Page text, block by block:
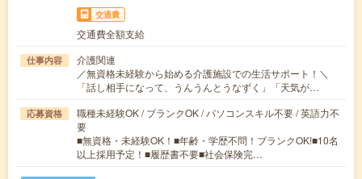
交通費
交通費全額支給
仕事内容
介護関連
／無資格未経験から始める介護施設での生活サポート！＼
「話し相手になって、うんうんとうなずく」「天気が…
応募資格
職種未経験OK / ブランクOK / パソコンスキル不要 / 英語力不
要
■無資格・未経験OK！■年齢・学歴不問！ブランクOK!■10名
以上採用予定！■履歴書不要■社会保険完…